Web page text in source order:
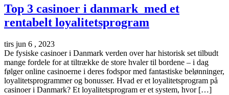
Top 3 casinoer i danmark med et
rentabelt loyalitetsprogram
tirs jun 6 , 2023
De fysiske casinoer i Danmark verden over har historisk set tilbudt
mange fordele for at tiltrække de store hvaler til bordene – i dag
følger online casinoerne i deres fodspor med fantastiske belønninger,
loyalitetsprogrammer og bonusser. Hvad er et loyalitetsprogram på
casinoer i Danmark? Et loyalitetsprogram er et system, hvor […]